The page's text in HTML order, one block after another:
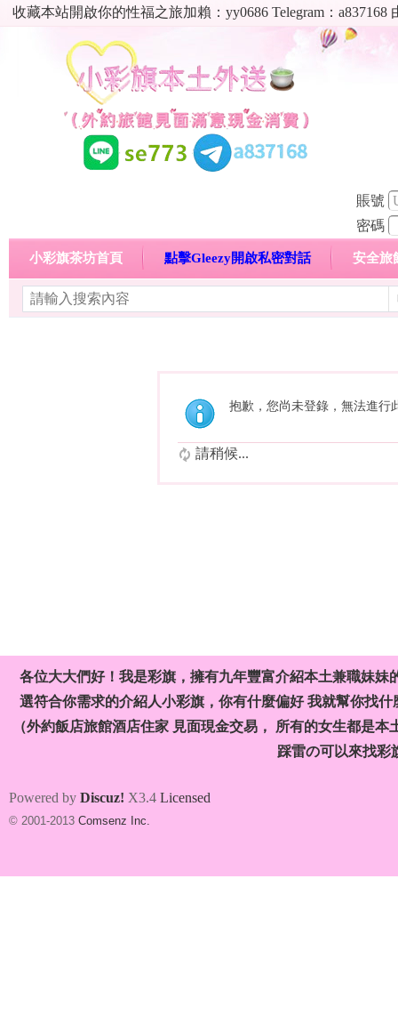
收藏本站開啟你的性福之旅加賴：yy0686 Telegram：
賬號
密碼
小彩旗茶坊首頁 點擊Gleezy開啟私密對話 安全旅
抱歉，您尚未登錄，無法進行
請稍候...
各位大大們好！我是彩旗，擁有九年豐富介紹本土兼職妹
選符合你需求的介紹人小彩旗，你有什麼偏好 我就幫你找
（外約飯店旅館酒店住家 見面現金交易， 所有的女生都是
踩雷の可以來找彩
Powered by Discuz! X3.4 Licensed
© 2001-2013 Comsenz Inc.